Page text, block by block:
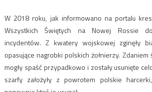
W 2018 roku, jak informowano na portalu
Wszystkich Świętych na Nowej Rossie
incydentów. Z kwatery wojskowej zginęły
opasujące nagrobki polskich żołnierzy.
mogły spaść przypadkowo i zostały usunięte
szarfy założyły z powrotem polskie